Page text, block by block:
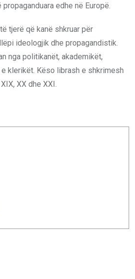
edhe në Europë.
tjerë që kanë shkruar për
ideologjik dhe propagandistik.
nga politikanët, akademikët,
klerikët. Këso librash e shkrimesh
XX dhe XXI.